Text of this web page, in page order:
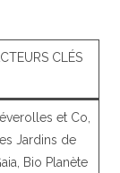
CLÉS
et Co,
Les Jardins de
Bio Planète